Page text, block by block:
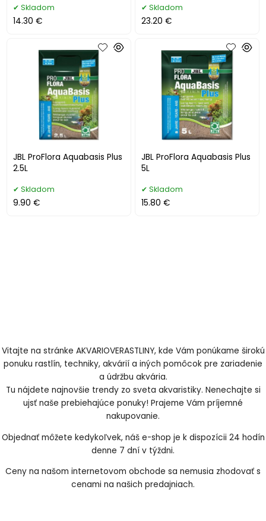
Skladom
14.30 €
Skladom
23.20 €
JBL ProFlora Aquabasis Plus
2.5L
Skladom
9.90 €
JBL ProFlora Aquabasis Plus
5L
Skladom
15.80 €
Vitajte na stránke AKVARIOVERASTLINY, kde Vám ponúkame širokú
ponuku rastlín, techniky, akvárií a iných pomôcok pre zariadenie
a údržbu akvária.
Tu nájdete najnovšie trendy zo sveta akvaristiky. Nenechajte si
ujsť naše prebiehajúce ponuky! Prajeme Vám príjemné
nakupovanie.
Objednať môžete kedykoľvek, náš e-shop je k dispozícii 24 hodín
denne 7 dní v týždni.
Ceny na našom internetovom obchode sa nemusia zhodovať s
cenami na našich predajniach.